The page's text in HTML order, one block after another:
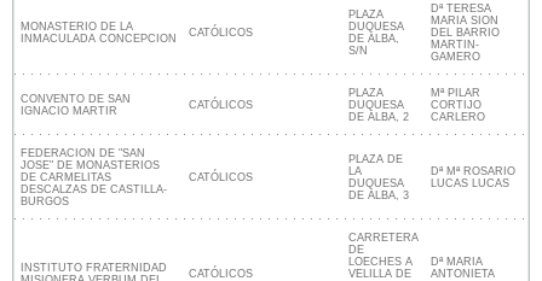
MONASTERIO DE LA
INMACULADA CONCEPCION
CATÓLICOS
PLAZA
DUQUESA
DE ALBA,
S/N
Dª TERESA
MARIA SION
DEL BARRIO
MARTIN-
GAMERO
CONVENTO DE SAN
IGNACIO MARTIR
CATÓLICOS
PLAZA
DUQUESA
DE ALBA, 2
Mª PILAR
CORTIJO
CARLERO
FEDERACION DE "SAN
JOSE" DE MONASTERIOS
DE CARMELITAS
DESCALZAS DE CASTILLA-
BURGOS
CATÓLICOS
PLAZA DE
LA
DUQUESA
DE ALBA, 3
Dª Mª ROSARIO
LUCAS LUCAS
INSTITUTO FRATERNIDAD
CATÓLICOS
CARRETERA
DE
LOECHES A
VELILLA DE
Dª MARIA
ANTONIETA